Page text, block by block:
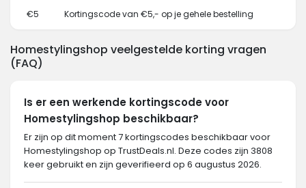
€5 Kortingscode van €5,- op je gehele bestelling
Homestylingshop veelgestelde korting vragen
(FAQ)
Is er een werkende kortingscode voor
Homestylingshop beschikbaar?
Er zijn op dit moment 7 kortingscodes beschikbaar voor
Homestylingshop op TrustDeals.nl. Deze codes zijn 3808
keer gebruikt en zijn geverifieerd op 6 augustus 2026.